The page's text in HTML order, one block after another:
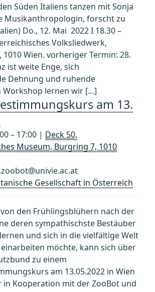
Süden Italiens tanzen mit Sonja
Musikanthropologin, forscht zu
Do., 12. Mai 2022 I 18.30 –
Volksliedwerk,
1010 Wien. vorheriger Termin: 28.
ist weite Enge, sich
Dehnung und ruhende
Workshop lernen wir […]
am 13.
– 17:00 | Deck 50,
Museum, Burgring 7, 1010
Gesellschaft in Österreich
den Frühlingsblühern nach der
deren sympathischste Bestäuber
und sich in die vielfältige Welt
möchte, kann sich über
zu einem
am 13.05.2022 in Wien
in Kooperation mit der ZooBot und